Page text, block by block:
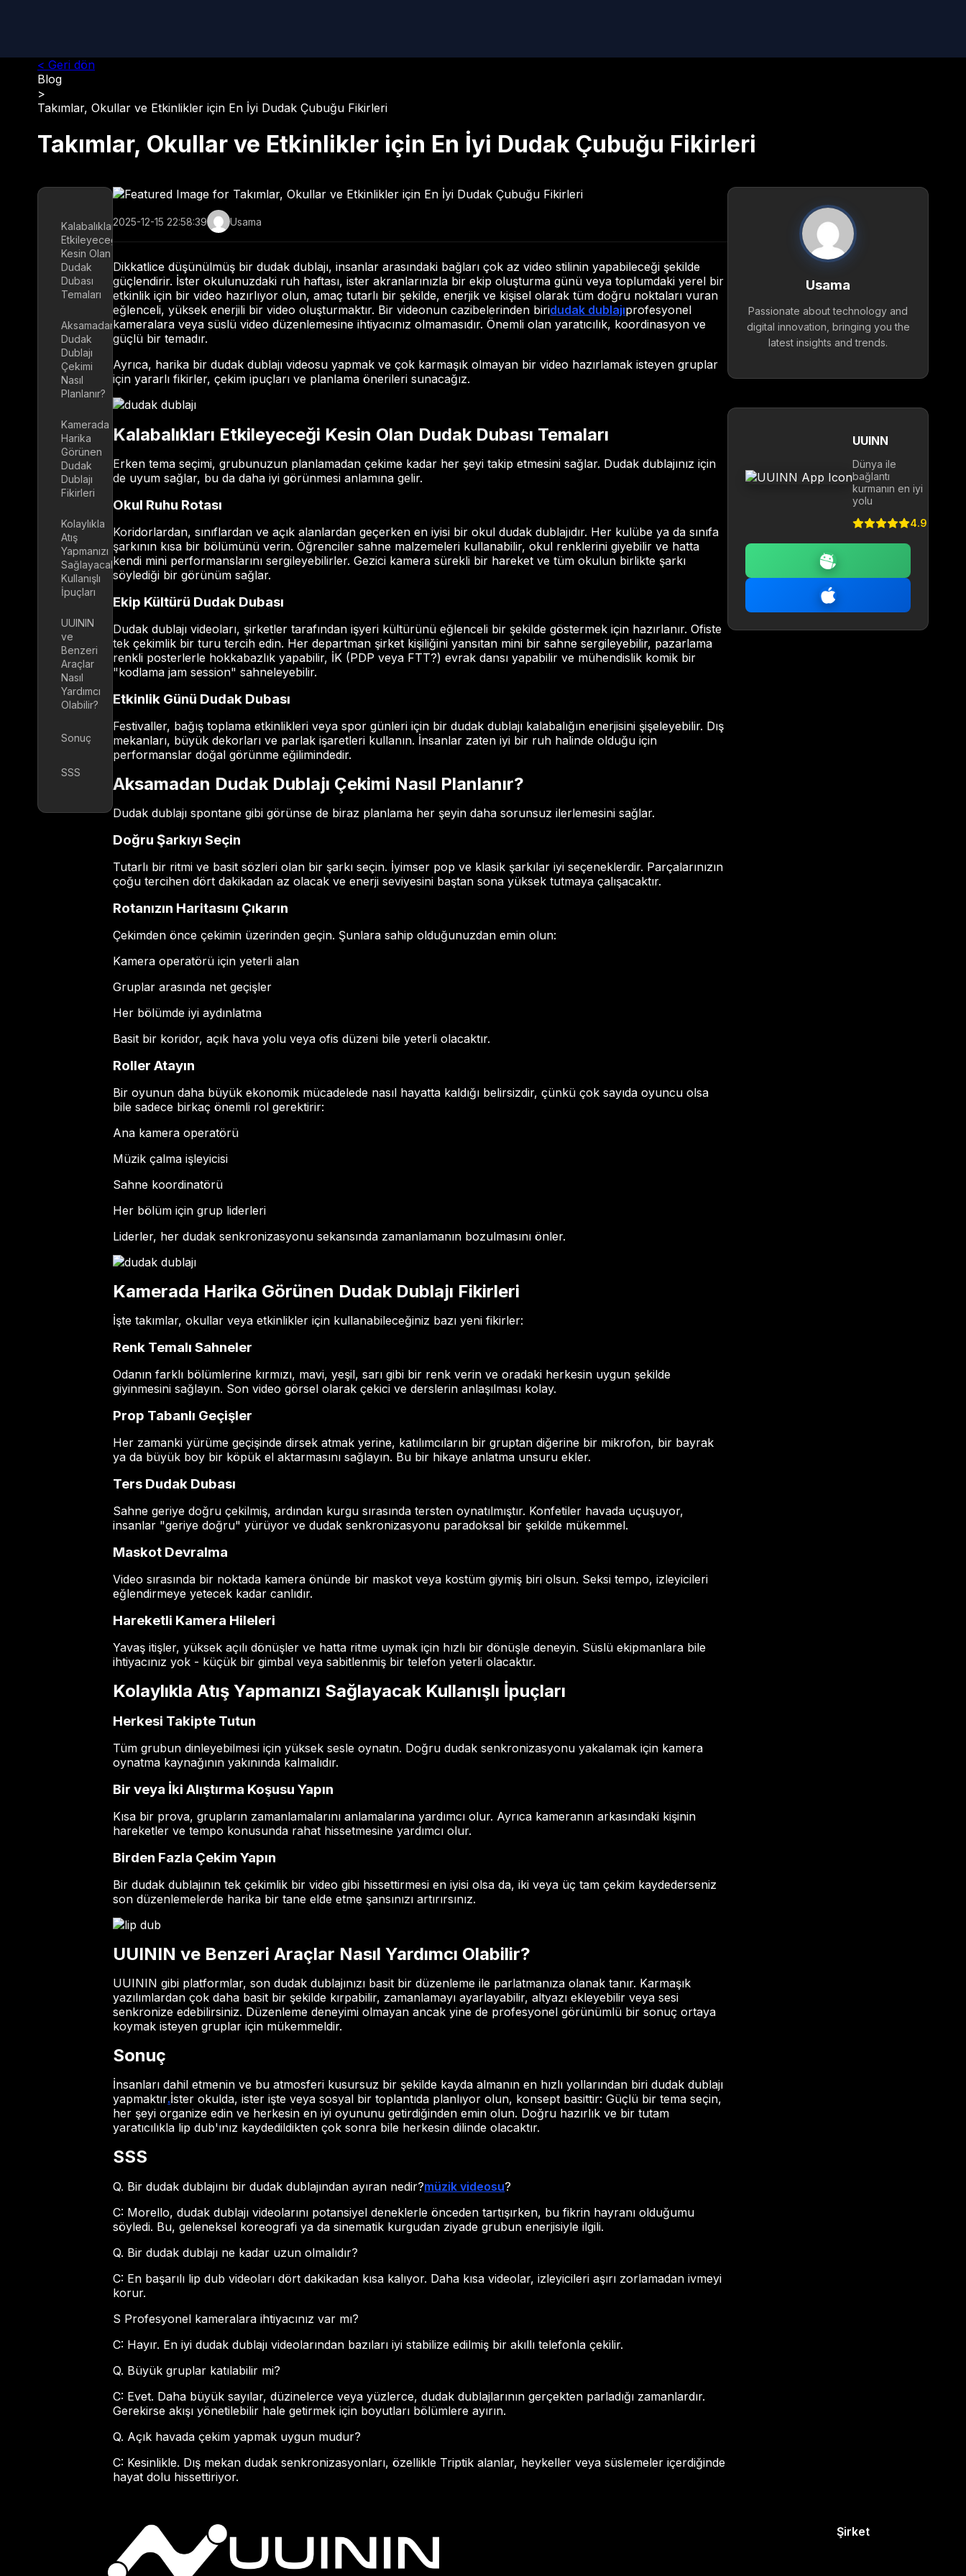
< Geri dön
Blog
>
Takımlar, Okullar ve Etkinlikler için En İyi Dudak Çubuğu Fikirleri
Takımlar, Okullar ve Etkinlikler için En İyi Dudak Çubuğu Fikirleri
Kalabalıkları
Etkileyeceği
Kesin Olan
Dudak
Dubası
Temaları
Aksamadan
Dudak
Dublajı
Çekimi
Nasıl
Planlanır?
Kamerada
Harika
Görünen
Dudak
Dublajı
Fikirleri
Kolaylıkla
Atış
Yapmanızı
Sağlayacak
Kullanışlı
İpuçları
UUININ
ve
Benzeri
Araçlar
Nasıl
Yardımcı
Olabilir?
Sonuç
SSS
2025-12-15 22:58:39 Usama
Dikkatlice düşünülmüş bir dudak dublajı, insanlar arasındaki bağları çok az video stilinin yapabileceği şekilde
güçlendirir. İster okulunuzdaki ruh haftası, ister akranlarınızla bir ekip oluşturma günü veya toplumdaki yerel bir
etkinlik için bir video hazırlıyor olun, amaç tutarlı bir şekilde, enerjik ve kişisel olarak tüm doğru noktaları vuran
eğlenceli, yüksek enerjili bir video oluşturmaktır. Bir videonun cazibelerinden biridudak dublajıprofesyonel
kameralara veya süslü video düzenlemesine ihtiyacınız olmamasıdır. Önemli olan yaratıcılık, koordinasyon ve
güçlü bir temadır.
Ayrıca, harika bir dudak dublajı videosu yapmak ve çok karmaşık olmayan bir video hazırlamak isteyen gruplar
için yararlı fikirler, çekim ipuçları ve planlama önerileri sunacağız.
Kalabalıkları Etkileyeceği Kesin Olan Dudak Dubası Temaları
Erken tema seçimi, grubunuzun planlamadan çekime kadar her şeyi takip etmesini sağlar. Dudak dublajınız için
de uyum sağlar, bu da daha iyi görünmesi anlamına gelir.
Okul Ruhu Rotası
Koridorlardan, sınıflardan ve açık alanlardan geçerken en iyisi bir okul dudak dublajıdır. Her kulübe ya da sınıfa
şarkının kısa bir bölümünü verin. Öğrenciler sahne malzemeleri kullanabilir, okul renklerini giyebilir ve hatta
kendi mini performanslarını sergileyebilirler. Gezici kamera sürekli bir hareket ve tüm okulun birlikte şarkı
söylediği bir görünüm sağlar.
Ekip Kültürü Dudak Dubası
Dudak dublajı videoları, şirketler tarafından işyeri kültürünü eğlenceli bir şekilde göstermek için hazırlanır. Ofiste
tek çekimlik bir turu tercih edin. Her departman şirket kişiliğini yansıtan mini bir sahne sergileyebilir, pazarlama
renkli posterlerle hokkabazlık yapabilir, İK (PDP veya FTT?) evrak dansı yapabilir ve mühendislik komik bir
"kodlama jam session" sahneleyebilir.
Etkinlik Günü Dudak Dubası
Festivaller, bağış toplama etkinlikleri veya spor günleri için bir dudak dublajı kalabalığın enerjisini şişeleyebilir. Dış
mekanları, büyük dekorları ve parlak işaretleri kullanın. İnsanlar zaten iyi bir ruh halinde olduğu için
performanslar doğal görünme eğilimindedir.
Aksamadan Dudak Dublajı Çekimi Nasıl Planlanır?
Dudak dublajı spontane gibi görünse de biraz planlama her şeyin daha sorunsuz ilerlemesini sağlar.
Doğru Şarkıyı Seçin
Tutarlı bir ritmi ve basit sözleri olan bir şarkı seçin. İyimser pop ve klasik şarkılar iyi seçeneklerdir. Parçalarınızın
çoğu tercihen dört dakikadan az olacak ve enerji seviyesini baştan sona yüksek tutmaya çalışacaktır.
Rotanızın Haritasını Çıkarın
Çekimden önce çekimin üzerinden geçin. Şunlara sahip olduğunuzdan emin olun:
Kamera operatörü için yeterli alan
Gruplar arasında net geçişler
Her bölümde iyi aydınlatma
Basit bir koridor, açık hava yolu veya ofis düzeni bile yeterli olacaktır.
Roller Atayın
Bir oyunun daha büyük ekonomik mücadelede nasıl hayatta kaldığı belirsizdir, çünkü çok sayıda oyuncu olsa
bile sadece birkaç önemli rol gerektirir:
Ana kamera operatörü
Müzik çalma işleyicisi
Sahne koordinatörü
Her bölüm için grup liderleri
Liderler, her dudak senkronizasyonu sekansında zamanlamanın bozulmasını önler.
Kamerada Harika Görünen Dudak Dublajı Fikirleri
İşte takımlar, okullar veya etkinlikler için kullanabileceğiniz bazı yeni fikirler:
Renk Temalı Sahneler
Odanın farklı bölümlerine kırmızı, mavi, yeşil, sarı gibi bir renk verin ve oradaki herkesin uygun şekilde
giyinmesini sağlayın. Son video görsel olarak çekici ve derslerin anlaşılması kolay.
Prop Tabanlı Geçişler
Her zamanki yürüme geçişinde dirsek atmak yerine, katılımcıların bir gruptan diğerine bir mikrofon, bir bayrak
ya da büyük boy bir köpük el aktarmasını sağlayın. Bu bir hikaye anlatma unsuru ekler.
Ters Dudak Dubası
Sahne geriye doğru çekilmiş, ardından kurgu sırasında tersten oynatılmıştır. Konfetiler havada uçuşuyor,
insanlar "geriye doğru" yürüyor ve dudak senkronizasyonu paradoksal bir şekilde mükemmel.
Maskot Devralma
Video sırasında bir noktada kamera önünde bir maskot veya kostüm giymiş biri olsun. Seksi tempo, izleyicileri
eğlendirmeye yetecek kadar canlıdır.
Hareketli Kamera Hileleri
Yavaş itişler, yüksek açılı dönüşler ve hatta ritme uymak için hızlı bir dönüşle deneyin. Süslü ekipmanlara bile
ihtiyacınız yok - küçük bir gimbal veya sabitlenmiş bir telefon yeterli olacaktır.
Kolaylıkla Atış Yapmanızı Sağlayacak Kullanışlı İpuçları
Herkesi Takipte Tutun
Tüm grubun dinleyebilmesi için yüksek sesle oynatın. Doğru dudak senkronizasyonu yakalamak için kamera
oynatma kaynağının yakınında kalmalıdır.
Bir veya İki Alıştırma Koşusu Yapın
Kısa bir prova, grupların zamanlamalarını anlamalarına yardımcı olur. Ayrıca kameranın arkasındaki kişinin
hareketler ve tempo konusunda rahat hissetmesine yardımcı olur.
Birden Fazla Çekim Yapın
Bir dudak dublajının tek çekimlik bir video gibi hissettirmesi en iyisi olsa da, iki veya üç tam çekim kaydederseniz
son düzenlemelerde harika bir tane elde etme şansınızı artırırsınız.
UUININ ve Benzeri Araçlar Nasıl Yardımcı Olabilir?
UUININ gibi platformlar, son dudak dublajınızı basit bir düzenleme ile parlatmanıza olanak tanır. Karmaşık
yazılımlardan çok daha basit bir şekilde kırpabilir, zamanlamayı ayarlayabilir, altyazı ekleyebilir veya sesi
senkronize edebilirsiniz. Düzenleme deneyimi olmayan ancak yine de profesyonel görünümlü bir sonuç ortaya
koymak isteyen gruplar için mükemmeldir.
Sonuç
İnsanları dahil etmenin ve bu atmosferi kusursuz bir şekilde kayda almanın en hızlı yollarından biri dudak dublajı
yapmaktır.İster okulda, ister işte veya sosyal bir toplantıda planlıyor olun, konsept basittir: Güçlü bir tema seçin,
her şeyi organize edin ve herkesin en iyi oyununu getirdiğinden emin olun. Doğru hazırlık ve bir tutam
yaratıcılıkla lip dub'ınız kaydedildikten çok sonra bile herkesin dilinde olacaktır.
SSS
Q. Bir dudak dublajını bir dudak dublajından ayıran nedir?müzik videosu?
C: Morello, dudak dublajı videolarını potansiyel deneklerle önceden tartışırken, bu fikrin hayranı olduğumu
söyledi. Bu, geleneksel koreografi ya da sinematik kurgudan ziyade grubun enerjisiyle ilgili.
Q. Bir dudak dublajı ne kadar uzun olmalıdır?
C: En başarılı lip dub videoları dört dakikadan kısa kalıyor. Daha kısa videolar, izleyicileri aşırı zorlamadan ivmeyi
korur.
S Profesyonel kameralara ihtiyacınız var mı?
C: Hayır. En iyi dudak dublajı videolarından bazıları iyi stabilize edilmiş bir akıllı telefonla çekilir.
Q. Büyük gruplar katılabilir mi?
C: Evet. Daha büyük sayılar, düzinelerce veya yüzlerce, dudak dublajlarının gerçekten parladığı zamanlardır.
Gerekirse akışı yönetilebilir hale getirmek için boyutları bölümlere ayırın.
Q. Açık havada çekim yapmak uygun mudur?
C: Kesinlikle. Dış mekan dudak senkronizasyonları, özellikle Triptik alanlar, heykeller veya süslemeler içerdiğinde
hayat dolu hissettiriyor.
Usama
Passionate about technology and
digital innovation, bringing you the
latest insights and trends.
UUINN
Dünya ile
bağlantı
kurmanın en iyi
yolu
4.9
Şirket